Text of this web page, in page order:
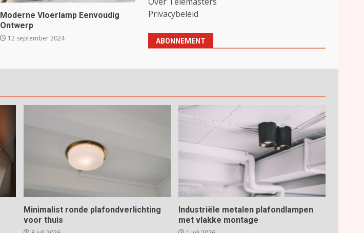
Moderne Vloerlamp Eenvoudig
Ontwerp
12 september 2024
Privacybeleid
ABONNEMENT
Minimalist ronde plafondverlichting
voor thuis
Industriële metalen plafondlampen
met vlakke montage